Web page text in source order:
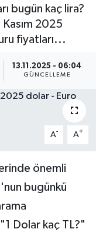
bugün kaç lira?
2025
fiyatları...
13.11.2025 - 06:04
GÜNCELLEME
A- A+
önemli
bugünkü
Dolar kaç TL?"